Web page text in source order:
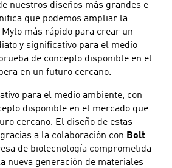
nuestros diseños más grandes e
que podemos ampliar la
más rápido para crear un
y significativo para el medio
de concepto disponible en el
en un futuro cercano.
para el medio ambiente, con
disponible en el mercado que
cercano. El diseño de estas
a la colaboración con Bolt
de biotecnología comprometida
nueva generación de materiales